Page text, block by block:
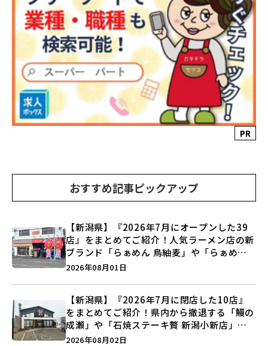
PR
おすすめ記事ピックアップ
【新潟県】『2026年7月にオープンした39
店』をまとめてご紹介！人気ラーメン店の新
ブランド「らぁめん 鳥紬麦」や「らぁめん
しょうがの空」など盛りだくさん♪
2026年08月01日
【新潟県】『2026年7月に閉店した10店』
をまとめてご紹介！県内から撤退する「鰻の
成瀬」や「石焼ステーキ贅 新潟小新店」が
営業に幕…。
2026年08月02日